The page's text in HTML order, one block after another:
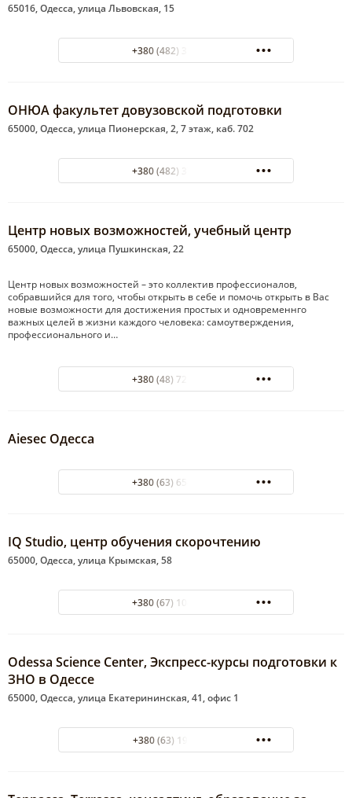
65016, Одесса, улица Львовская, 15
+380 (482) 32-67-36
ОНЮА факультет довузовской подготовки
65000, Одесса, улица Пионерская, 2, 7 этаж, каб. 702
+380 (482) 37-61-70
Центр но­вых воз­мож­но­стей, учеб­ный центр
65000, Одесса, улица Пушкинская, 22
Центр новых возможностей – это коллектив профессионалов,
собравшийся для того, чтобы открыть в себе и помочь открыть в Вас
новые возможности для достижения простых и одновременнго
важных целей в жизни каждого человека: самоутверждения,
профессионального и…
+380 (48) 725-01-15
Aiesec Одесса
+380 (63) 658-30-44
IQ Studio, центр обучения скорочтению
65000, Одесса, улица Крымская, 58
+380 (67) 104-12-89
Odessa Science Center, Экспресс-курсы подготовки к
ЗНО в Одессе
65000, Одесса, улица Екатерининская, 41, офис 1
+380 (63) 194 35 08